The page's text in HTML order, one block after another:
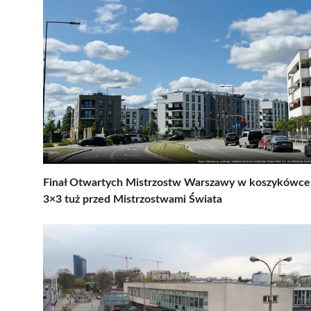
Finał Otwartych Mistrzostw Warszawy w koszykówce
3×3 tuż przed Mistrzostwami Świata